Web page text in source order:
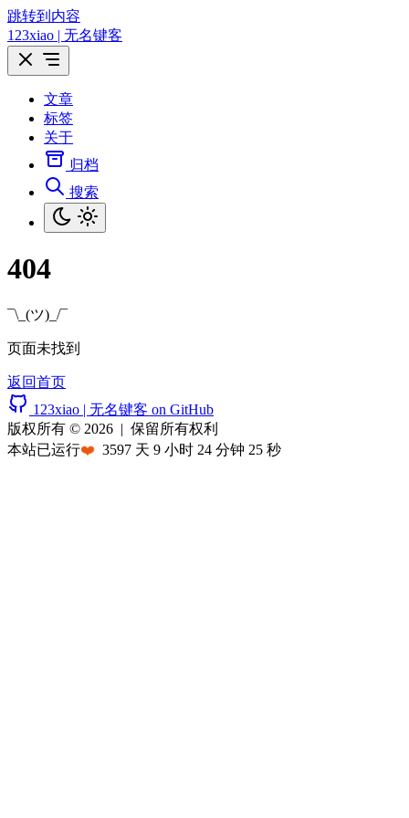
跳转到内容
123xiao | 无名键客
文章
标签
关于
归档
搜索
404
¯\_(ツ)_/¯
页面未找到
返回首页
123xiao | 无名键客 on GitHub
版权所有 © 2026 | 保留所有权利
本站已运行❤️ 3597 天 9 小时 24 分钟 25 秒